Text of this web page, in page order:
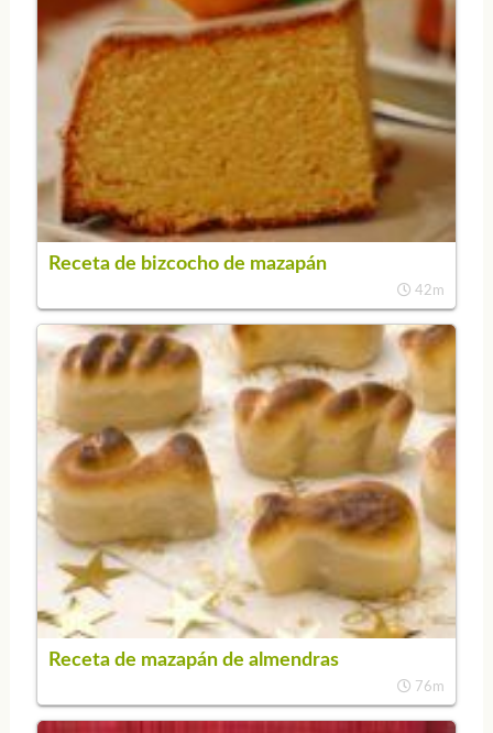
Receta de bizcocho de mazapán
42m
Receta de mazapán de almendras
76m